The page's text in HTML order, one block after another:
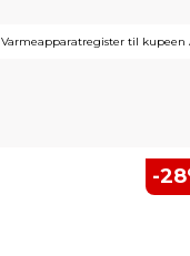
Varmeapparatregister til kupeen
-28